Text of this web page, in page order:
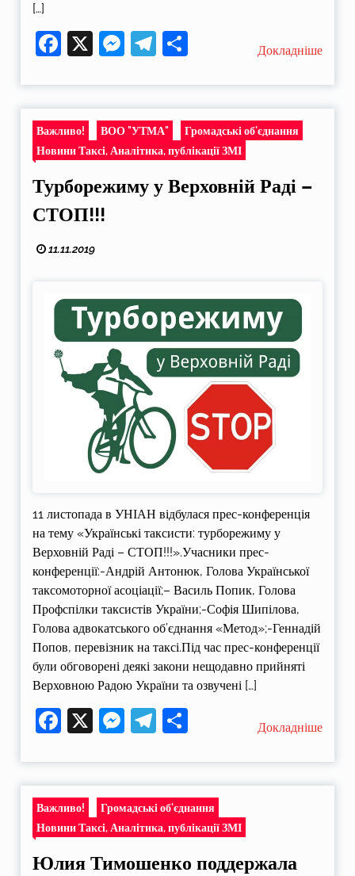
[…]
Facebook
X Messenger
Telegram
Поділитися
Докладніше
Важливо! ВОО "УТМА"
Громадські об'єднання
Новини Таксі, Аналітика, публікації ЗМІ
Турборежиму у Верховній Раді –
СТОП!!!
11.11.2019
11 листопада в УНІАН відбулася прес-конференція
на тему «Українські таксисти: турборежиму у
Верховній Раді – СТОП!!!».Учасники прес-
конференції:-Андрій Антонюк, Голова Української
таксомоторної асоціації;– Василь Попик, Голова
Профспілки таксистів України;-Софія Шипілова,
Голова адвокатського об’єднання «Метод»;-Геннадій
Попов, перевізник на таксі.Під час прес-конференції
були обговорені деякі закони нещодавно прийняті
Верховною Радою України та озвучені […]
Facebook
X Messenger
Telegram
Поділитися
Докладніше
Важливо!
Громадські об'єднання
Новини Таксі, Аналітика, публікації ЗМІ
Юлия Тимошенко поддержала